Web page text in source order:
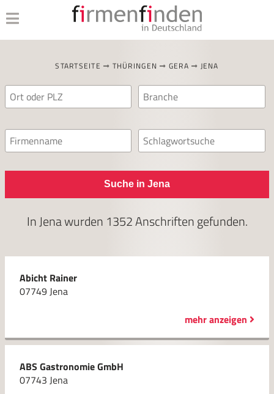
STARTSEITE THÜRINGEN GERA JENA
Suche in Jena
InJenawurden 1352Anschriften gefunden.
Abicht Rainer
07749 Jena
mehr anzeigen
ABS Gastronomie GmbH
07743 Jena